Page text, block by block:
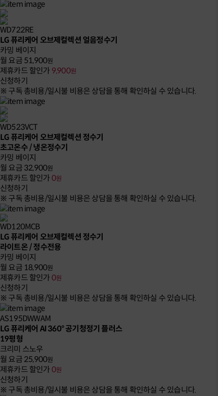
WD722RE
LG 퓨리케어 오브제컬렉션 얼음정수기
카밍 베이지
월 요금51,900원
제휴카드 할인가 9,900원
신청하기
※ 구독 총비용/일시불 비용은 상담을 통해 확인하실 수 있습니다.
WD523VCT
LG 퓨리케어 오브제컬렉션 정수기
초고온수 / 냉온정수기
카밍 베이지
월 요금32,900원
제휴카드 할인가0원
신청하기
※ 구독 총비용/일시불 비용은 상담을 통해 확인하실 수 있습니다.
WD120MCB
LG 퓨리케어 오브제컬렉션 정수기
라이트온 / 정수전용
카밍 베이지
월 요금 18,900원
제휴카드 할인가0원
신청하기
※ 구독 총비용/일시불 비용은 상담을 통해 확인하실 수 있습니다.
AS195DWWAM
LG 퓨리케어 AI 360° 공기청정기 플러스
19평형
크리미 스노우
월 요금25,900원
제휴카드 할인가0원
신청하기
※ 구독 총비용/일시불 비용은 상담을 통해 확인하실 수 있습니다.